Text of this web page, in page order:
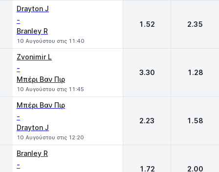
Drayton J
-
Branley R
10 Αυγούστου στις 11:40
1.52 2.35
Zvonimir L
-
Μπέρι Βαν Πιρ
10 Αυγούστου στις 11:45
3.30 1.28
Μπέρι Βαν Πιρ
-
Drayton J
10 Αυγούστου στις 12:20
2.23 1.58
Branley R
- 1.72 2.00